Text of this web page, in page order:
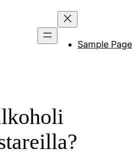
Sample Page